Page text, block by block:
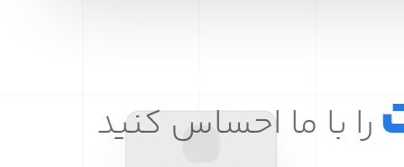
را با ما احساس کنید